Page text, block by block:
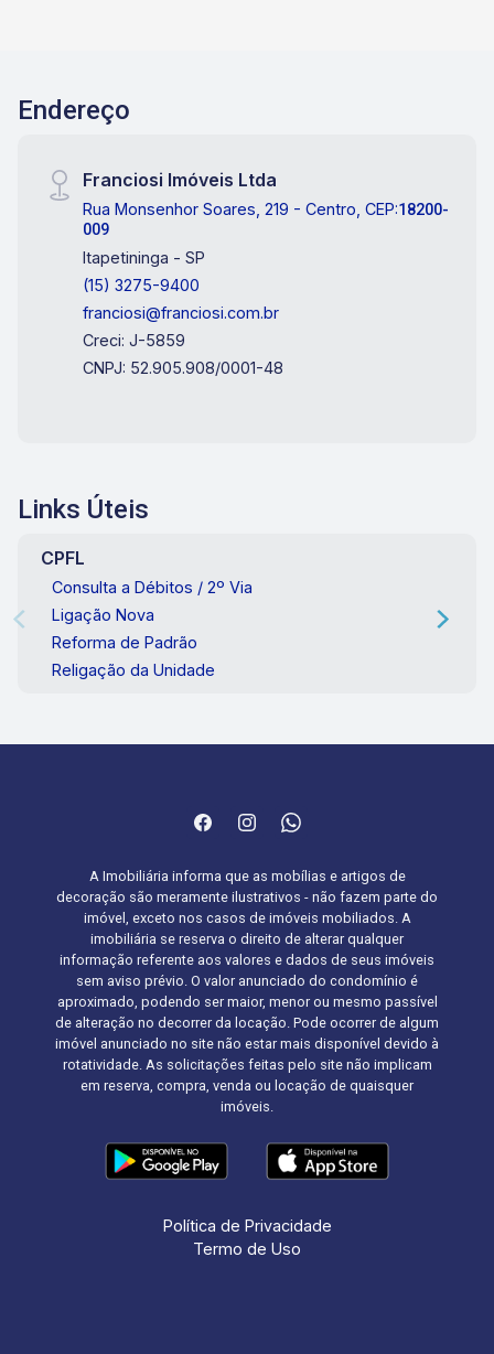
Endereço
Franciosi Imóveis Ltda
Rua Monsenhor Soares, 219 - Centro, CEP:18200-
009
Itapetininga - SP
(15) 3275-9400
franciosi@franciosi.com.br
Creci: J-5859
CNPJ: 52.905.908/0001-48
Links Úteis
CPFL
Consulta a Débitos / 2º Via
Ligação Nova
Reforma de Padrão
Religação da Unidade
A Imobiliária informa que as mobílias e artigos de
decoração são meramente ilustrativos - não fazem parte do
imóvel, exceto nos casos de imóveis mobiliados. A
imobiliária se reserva o direito de alterar qualquer
informação referente aos valores e dados de seus imóveis
sem aviso prévio. O valor anunciado do condomínio é
aproximado, podendo ser maior, menor ou mesmo passível
de alteração no decorrer da locação. Pode ocorrer de algum
imóvel anunciado no site não estar mais disponível devido à
rotatividade. As solicitações feitas pelo site não implicam
em reserva, compra, venda ou locação de quaisquer
imóveis.
Política de Privacidade
Termo de Uso